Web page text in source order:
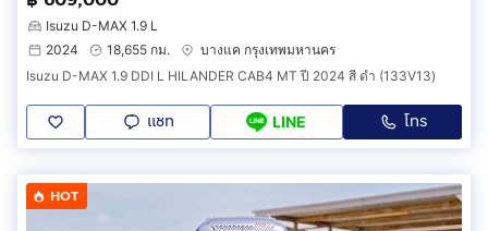
Isuzu D-MAX 1.9 L
2024
18,655 กม.
บางแค กรุงเทพมหานคร
Isuzu D-MAX 1.9 DDI L HILANDER CAB4 MT ปี 2024 สี ดำ (133V13)
แชท LINE โทร
HOT